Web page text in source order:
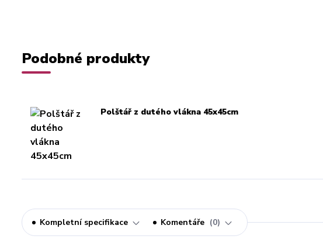
Podobné produkty
Polštář z dutého vlákna 45x45cm
Kompletní specifikace Komentáře 0